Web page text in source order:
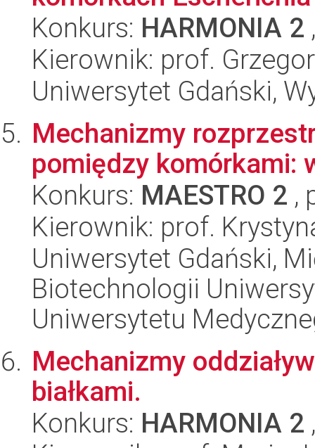
Konkurs: HARMONIA 2
Kierownik: prof.
Uniwersytet Gdański,
Mechanizmy
pomiędzy komórkami:
Konkurs: MAESTRO 2 ,
Kierownik: prof.
Uniwersytet Gdański,
Biotechnologii
Uniwersytetu
Mechanizmy
białkami.
Konkurs: HARMONIA 2